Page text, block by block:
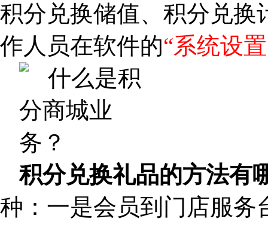
积分兑换储值、积分兑换
作人员在软件的“系统设
积分兑换礼品的方法有
种：一是会员到门店服务